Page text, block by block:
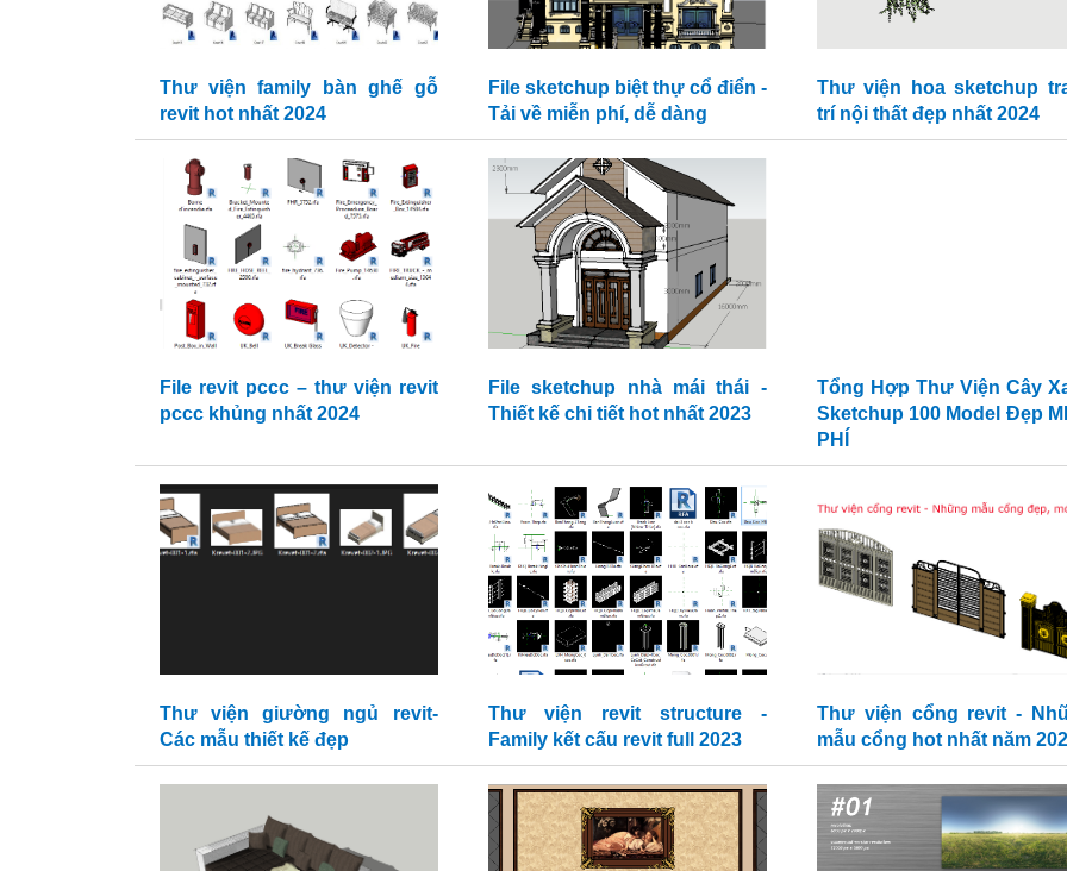
Thư viện family bàn ghế gỗ
revit hot nhất 2024
File sketchup biệt thự cổ điển -
Tải về miễn phí, dễ dàng
Thư viện hoa sketchup
trí nội thất đẹp nhất 2024
File revit pccc – thư viện revit
pccc khủng nhất 2024
File sketchup nhà mái thái -
Thiết kế chi tiết hot nhất 2023
Tổng Hợp Thư Viện Cây
Sketchup 100 Model Đẹp
PHÍ
Thư viện giường ngủ revit-
Các mẫu thiết kế đẹp
Thư viện revit structure -
Family kết cấu revit full 2023
Thư viện cổng revit -
mẫu cổng hot nhất năm